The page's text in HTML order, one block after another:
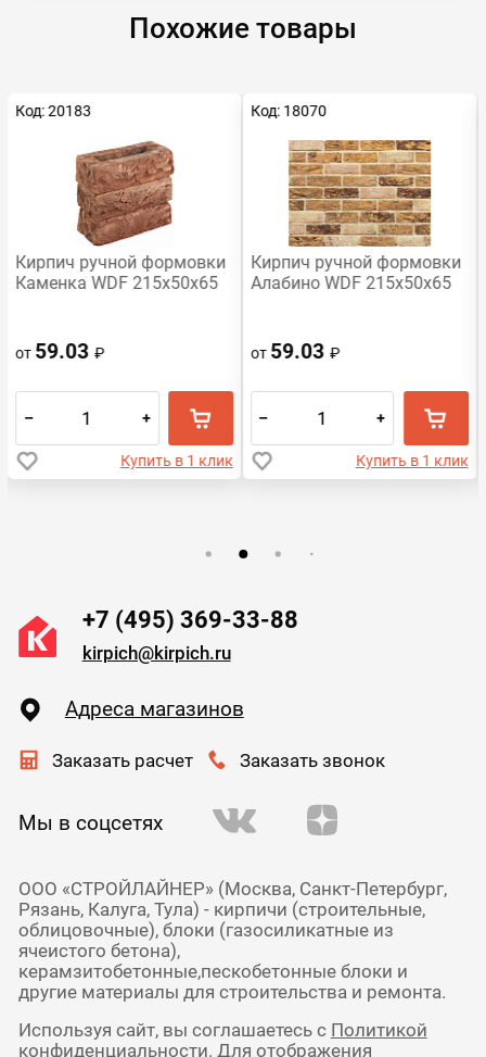
Похожие товары
Код: 20183
Кирпич ручной формовки
Каменка WDF 215x50x65
от 59.03₽
– +
Купить в 1 клик
Код: 18070
Кирпич ручной формовки
Алабино WDF 215x50x65
от 59.03₽
– +
Купить в 1 клик
+7 (495) 369-33-88
kirpich@kirpich.ru
Адреса магазинов
Заказать расчет Заказать звонок
Мы в соцсетях
ООО «СТРОЙЛАЙНЕР» (Москва, Санкт-Петербург,
Рязань, Калуга, Тула) - кирпичи (строительные,
облицовочные), блоки (газосиликатные из
ячеистого бетона),
керамзитобетонные,пескобетонные блоки и
другие материалы для строительства и ремонта.
Используя сайт, вы соглашаетесь с Политикой
конфиденциальности. Для отображения